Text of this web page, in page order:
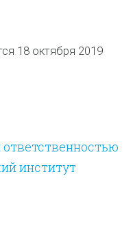
18 октября 2019
институт